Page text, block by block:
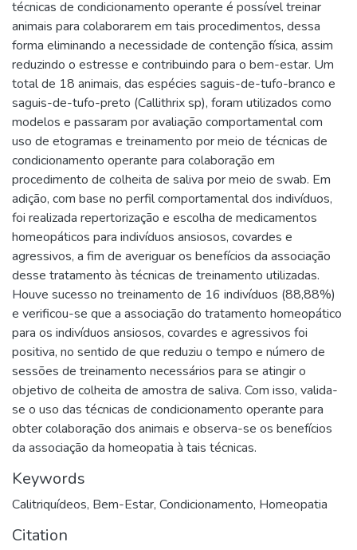
técnicas de condicionamento operante é possível treinar
animais para colaborarem em tais procedimentos, dessa
forma eliminando a necessidade de contenção física, assim
reduzindo o estresse e contribuindo para o bem-estar. Um
total de 18 animais, das espécies saguis-de-tufo-branco e
saguis-de-tufo-preto (Callithrix sp), foram utilizados como
modelos e passaram por avaliação comportamental com
uso de etogramas e treinamento por meio de técnicas de
condicionamento operante para colaboração em
procedimento de colheita de saliva por meio de swab. Em
adição, com base no perfil comportamental dos indivíduos,
foi realizada repertorização e escolha de medicamentos
homeopáticos para indivíduos ansiosos, covardes e
agressivos, a fim de averiguar os benefícios da associação
desse tratamento às técnicas de treinamento utilizadas.
Houve sucesso no treinamento de 16 indivíduos (88,88%)
e verificou-se que a associação do tratamento homeopático
para os indivíduos ansiosos, covardes e agressivos foi
positiva, no sentido de que reduziu o tempo e número de
sessões de treinamento necessários para se atingir o
objetivo de colheita de amostra de saliva. Com isso, valida-
se o uso das técnicas de condicionamento operante para
obter colaboração dos animais e observa-se os benefícios
da associação da homeopatia à tais técnicas.
Keywords
Calitriquídeos, Bem-Estar, Condicionamento, Homeopatia
Citation